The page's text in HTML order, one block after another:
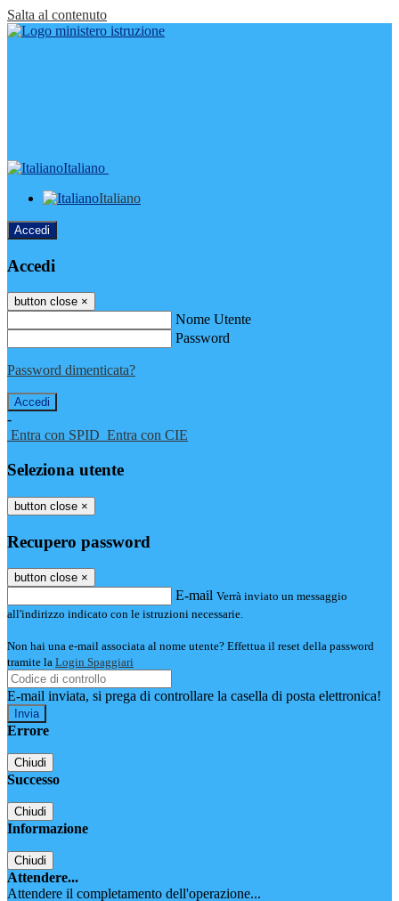
Salta al contenuto
Italiano
Italiano
Accedi
Accedi
button close ×
Nome Utente
Password
Password dimenticata?
-
Entra con SPID Entra con CIE
Seleziona utente
button close ×
Recupero password
button close ×
E-mail Verrà inviato un messaggio
all'indirizzo indicato con le istruzioni necessarie.
Non hai una e-mail associata al nome utente? Effettua il reset della password
tramite la Login Spaggiari
E-mail inviata, si prega di controllare la casella di posta elettronica!
Errore
Chiudi
Successo
Chiudi
Informazione
Chiudi
Attendere...
Attendere il completamento dell'operazione...